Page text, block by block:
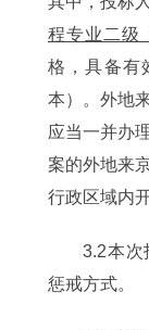
程专业二级
格，具备有
本）。外地
应当一并办
案的外地来
行政区域内
3.2本次
惩戒方式。